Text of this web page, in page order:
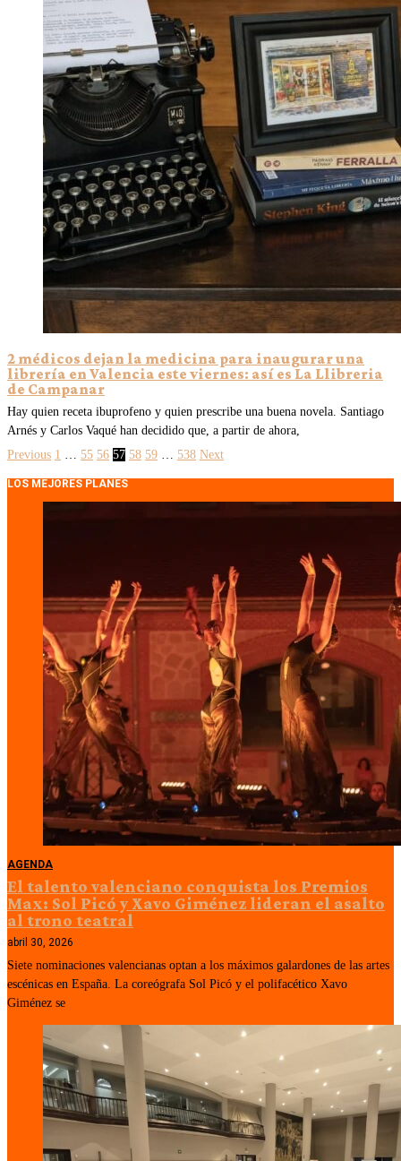
2 médicos dejan la medicina para inaugurar una
librería en Valencia este viernes: así es La Llibreria
de Campanar
Hay quien receta ibuprofeno y quien prescribe una buena novela. Santiago
Arnés y Carlos Vaqué han decidido que, a partir de ahora,
Previous 1 … 55 56 57 58 59 … 538 Next
LOS MEJORES PLANES
AGENDA
El talento valenciano conquista los Premios
Max: Sol Picó y Xavo Giménez lideran el asalto
al trono teatral
abril 30, 2026
Siete nominaciones valencianas optan a los máximos galardones de las artes
escénicas en España. La coreógrafa Sol Picó y el polifacético Xavo
Giménez se